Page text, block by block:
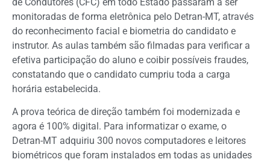
monitoradas de forma eletrônica pelo Detran-MT, através
do reconhecimento facial e biometria do candidato e
instrutor. As aulas também são filmadas para verificar a
efetiva participação do aluno e coibir possíveis fraudes,
constatando que o candidato cumpriu toda a carga
horária estabelecida.
A prova teórica de direção também foi modernizada e
agora é 100% digital. Para informatizar o exame, o
Detran-MT adquiriu 300 novos computadores e leitores
biométricos que foram instalados em todas as unidades